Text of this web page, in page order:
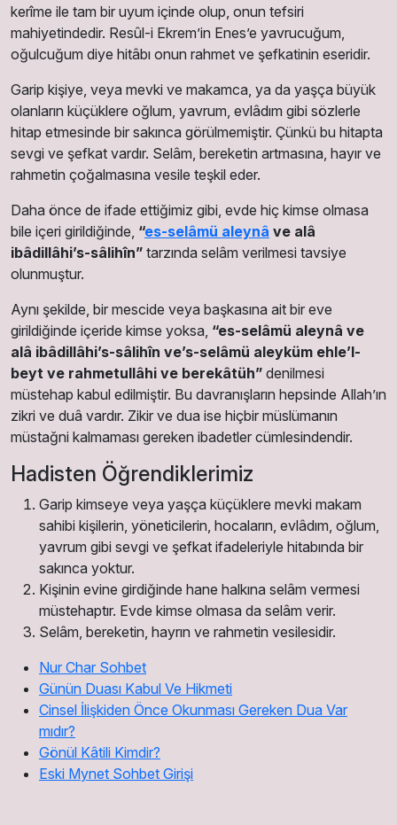
kerîme ile tam bir uyum içinde olup, onun tefsiri
mahiyetindedir. Resûl-i Ekrem’in Enes’e yavrucuğum,
oğulcuğum diye hitâbı onun rahmet ve şefkatinin eseridir.
Garip kişiye, veya mevki ve makamca, ya da yaşça büyük
olanların küçüklere oğlum, yavrum, evlâdım gibi sözlerle
hitap etmesinde bir sakınca görülmemiştir. Çünkü bu hitapta
sevgi ve şefkat vardır. Selâm, bereketin artmasına, hayır ve
rahmetin çoğalmasına vesile teşkil eder.
Daha önce de ifade ettiğimiz gibi, evde hiç kimse olmasa
bile içeri girildiğinde, “es-selâmü aleynâ ve alâ
ibâdillâhi’s-sâlihîn” tarzında selâm verilmesi tavsiye
olunmuştur.
Aynı şekilde, bir mescide veya başkasına ait bir eve
girildiğinde içeride kimse yoksa, “es-selâmü aleynâ ve
alâ ibâdillâhi’s-sâlihîn ve’s-selâmü aleyküm ehle’l-
beyt ve rahmetullâhi ve berekâtüh” denilmesi
müstehap kabul edilmiştir. Bu davranışların hepsinde Allah’ın
zikri ve duâ vardır. Zikir ve dua ise hiçbir müslümanın
müstağni kalmaması gereken ibadetler cümlesindendir.
Hadisten Öğrendiklerimiz
Garip kimseye veya yaşça küçüklere mevki makam
sahibi kişilerin, yöneticilerin, hocaların, evlâdım, oğlum,
yavrum gibi sevgi ve şefkat ifadeleriyle hitabında bir
sakınca yoktur.
Kişinin evine girdiğinde hane halkına selâm vermesi
müstehaptır. Evde kimse olmasa da selâm verir.
Selâm, bereketin, hayrın ve rahmetin vesilesidir.
Nur Char Sohbet
Günün Duası Kabul Ve Hikmeti
Cinsel İlişkiden Önce Okunması Gereken Dua Var
mıdır?
Gönül Kâtili Kimdir?
Eski Mynet Sohbet Girişi